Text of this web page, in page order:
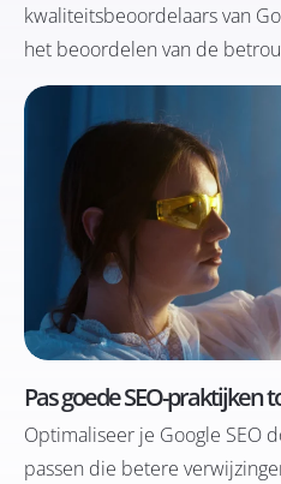
kwaliteitsbeoordelaars van
het beoordelen van de
Pas goede SEO-praktijken
Optimaliseer je Google SEO
passen die betere